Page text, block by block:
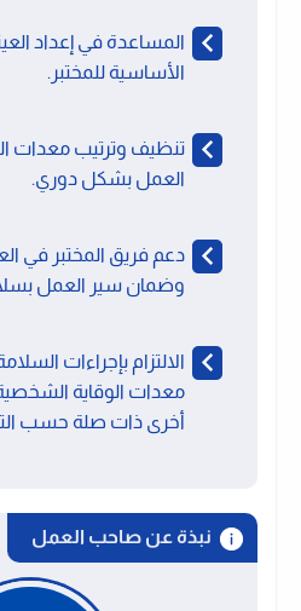
المساعدة في إعداد
الأساسية للمختبر.
تنظيف وترتيب معدات
العمل بشكل دوري.
دعم فريق المختبر في
وضمان سير العمل
الالتزام بإجراءات
معدات الوقاية
أخرى ذات صلة حسب
نبذة عن صاحب العمل